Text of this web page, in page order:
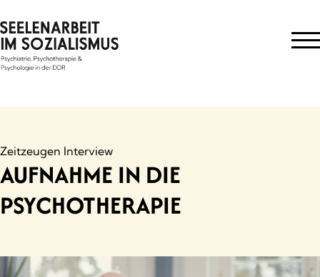
to
content
Zeitzeugen Interview
AUFNAHME IN DIE
PSYCHOTHERAPIE